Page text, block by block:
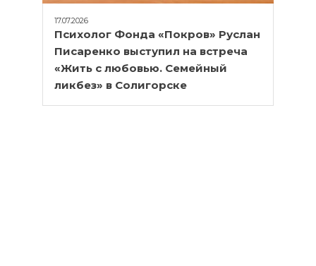
17.07.2026
Психолог Фонда «Покров» Руслан
Писаренко выступил на встреча
«Жить с любовью. Семейный
ликбез» в Солигорске